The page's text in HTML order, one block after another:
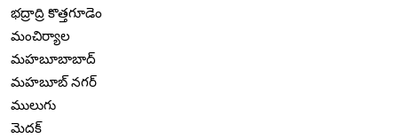
భద్రాద్రి కొత్తగూడెం
మంచిర్యాల
మహబూబాబాద్
మహబూబ్ నగర్
ములుగు
మెదక్